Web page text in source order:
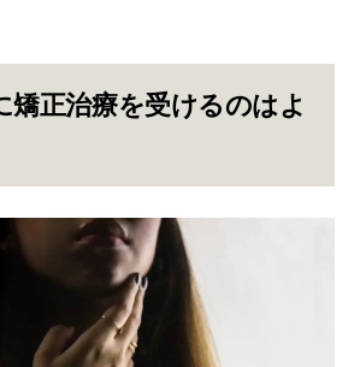
矯正治療を受けるのはよ